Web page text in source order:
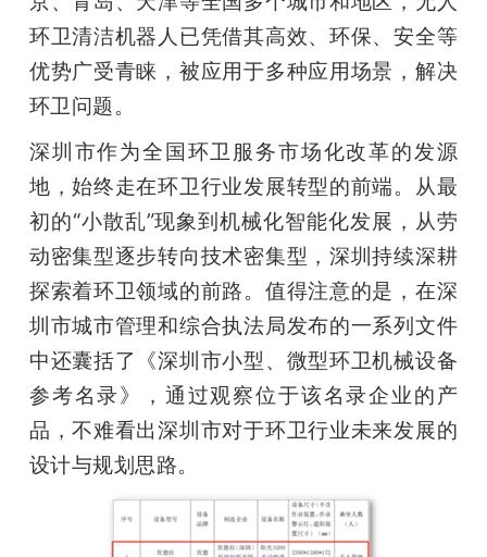
环卫清洁机器人已凭借其高效、环保、安全等
优势广受青睐，被应用于多种应用场景，解决
环卫问题。
深圳市作为全国环卫服务市场化改革的发源
地，始终走在环卫行业发展转型的前端。从最
初的“小散乱”现象到机械化智能化发展，从劳
动密集型逐步转向技术密集型，深圳持续深耕
探索着环卫领域的前路。值得注意的是，在深
圳市城市管理和综合执法局发布的一系列文件
中还囊括了《深圳市小型、微型环卫机械设备
参考名录》，通过观察位于该名录企业的产
品，不难看出深圳市对于环卫行业未来发展的
设计与规划思路。